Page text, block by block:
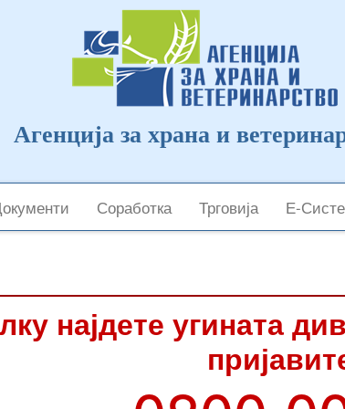
Агенција за храна и
Соработка Трговија Е-
најдете угината